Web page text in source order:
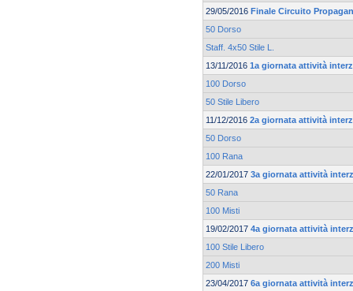
29/05/2016 Finale Circuito
50 Dorso
Staff. 4x50 Stile L.
13/11/2016 1a giornata attività
100 Dorso
50 Stile Libero
11/12/2016 2a giornata attività
50 Dorso
100 Rana
22/01/2017 3a giornata attività
50 Rana
100 Misti
19/02/2017 4a giornata attività
100 Stile Libero
200 Misti
23/04/2017 6a giornata attività